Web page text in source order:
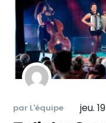
par L'équipe jeu.